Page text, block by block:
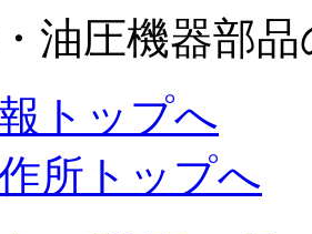
油圧機器部
トップへ
所トップへ